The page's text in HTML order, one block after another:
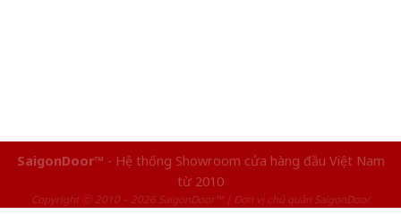
SaigonDoor™ - Hệ thống Showroom cửa hàng đầu Việt Nam
từ 2010
Copyright ⓒ 2010 – 2026 SaigonDoor™ | Đơn vị chủ quản SaigonDoor